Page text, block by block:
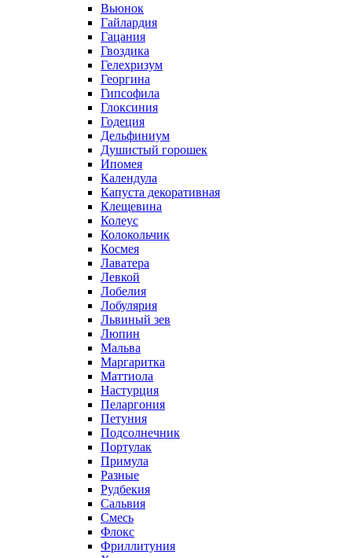
Вьюнок
Гайлардия
Гацания
Гвоздика
Гелехризум
Георгина
Гипсофила
Глоксиния
Годеция
Дельфиниум
Душистый горошек
Ипомея
Календула
Капуста декоративная
Клещевина
Колеус
Колокольчик
Космея
Лаватера
Левкой
Лобелия
Лобулярия
Львиный зев
Люпин
Мальва
Маргаритка
Маттиола
Настурция
Пеларгония
Петуния
Подсолнечник
Портулак
Примула
Разные
Рудбекия
Сальвия
Смесь
Флокс
Фриллитуния